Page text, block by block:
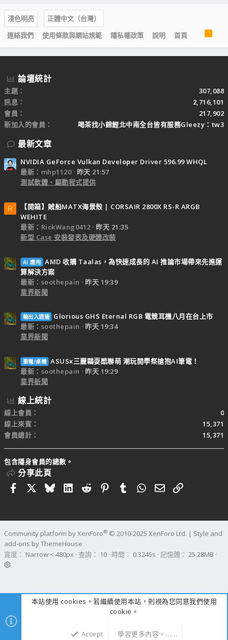
淺色明亮
正體中文（台灣）
連絡我們
使用條款與網站規範 隱私權政策 說明 首頁
R
S
S
論壇統計
主題
307,088
訊息
2,716,101
會員
217,902
新加入的會員
喝茶找小錦鯉北中南全台皆有服務Gleezy：tw3
最新文章
NVIDIA GeForce Vulkan Developer Driver 596.99 WHQL
最新：mhp1120
昨天 21:57
測試軟體、驅動程式提供
R
【開箱】賊船MATX海景殼 | CORSAIR 2800X RS-R ARGB
WEHITE
最新：RickWang0412
昨天 21:35
新型 Case 安裝發表及硬體改裝
AI 應用 AMD 收購 Taalas，為快速成長的 AI 推論市場帶來先進運
算解決方案
最新：soothepain
昨天 19:39
業界新聞
輸出入週邊
Glorious GHS Eternal RGB 電競耳機八月在台上市
最新：soothepain
昨天 19:34
業界新聞
筆電/桌機 ASUSx三麗鷗耍酷聯萌 潮玩開學祭搶抱AI筆電！
最新：soothepain
昨天 19:29
業界新聞
線上統計
線上會員
0
線上來賓
15,371
會員總計
15,371
包含隱身會員的總數。
分享此頁
FacebookBlueskyLinkedIn
RedditPinterestTumblrWhatsApp
電子郵件
連結
Community platform by XenForo® © 2010-2025 XenForo Ltd. | Style and
add-ons by ThemeHouse
寬度
查詢 10 時間 0.3245s 記憶體 25.28MB
本站使用 cookies。若繼續使用本站，則視為您同意我們使用
cookie。
Accept 學習更多內容。……